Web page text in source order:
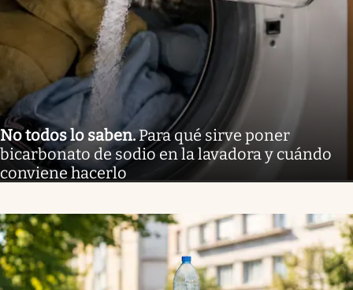
No todos lo saben.Para qué sirve poner
bicarbonato de sodio en la lavadora y cuándo
conviene hacerlo